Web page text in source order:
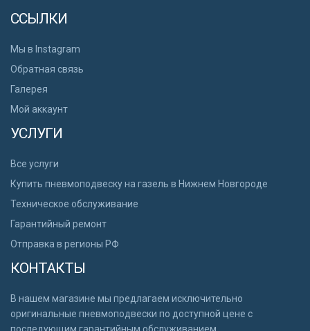
ССЫЛКИ
Мы в Instagram
Обратная связь
Галерея
Мой аккаунт
УСЛУГИ
Все услуги
Купить пневмоподвеску на газель в Нижнем Новгороде
Техническое обслуживание
Гарантийный ремонт
Отправка в регионы РФ
КОНТАКТЫ
В нашем магазине мы предлагаем исключительно
оригинальные пневмоподвески по доступной цене с
последующим гарантийным обслуживанием.